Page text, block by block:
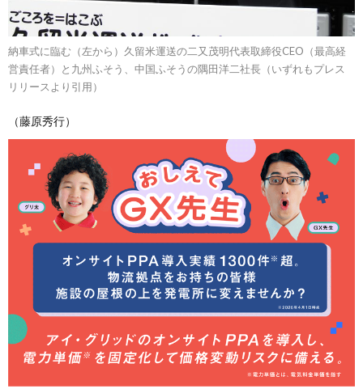
納車式に臨む（左から）久留米運送の二又茂明代表取締役CEO（最高経
営責任者）と九州ふそう、中国ふそうの隅田洋二社長（いずれもプレス
リリースより引用）
（藤原秀行）